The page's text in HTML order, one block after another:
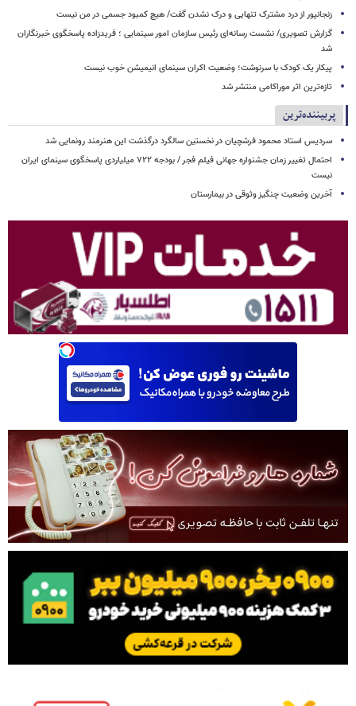
زنجانپور از درد مشترک تنهایی و درک نشدن گفت/ هیچ کمبود جسمی در من نیست
گزارش تصویری/ نشست رسانه‌ای رئیس سازمان امور سینمایی ؛ فریدزاده پاسخگوی خبرنگاران
شد
پیکار یک کودک با سرنوشت؛ وضعیت اکران سینمای انیمیشن خوب نیست
تازه‌ترین اثر موراکامی منتشر شد
پربیننده‌ترین
سردیس استاد محمود فرشچیان در نخستین سالگرد درگذشت این هنرمند رونمایی شد
احتمال تغییر زمان جشنواره جهانی فیلم فجر / بودجه ۷۲۲ میلیاردی پاسخگوی سینمای ایران
نیست
آخرین وضعیت چنگیز وثوقی در بیمارستان